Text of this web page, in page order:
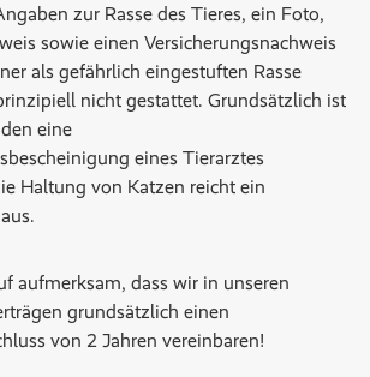
zur Rasse des Tieres, ein Foto,
sowie einen Versicherungsnachweis
als gefährlich eingestuften Rasse
nicht gestattet. Grundsätzlich ist
eine
eines Tierarztes
Haltung von Katzen reicht ein
aufmerksam, dass wir in unseren
grundsätzlich einen
von 2 Jahren vereinbaren!